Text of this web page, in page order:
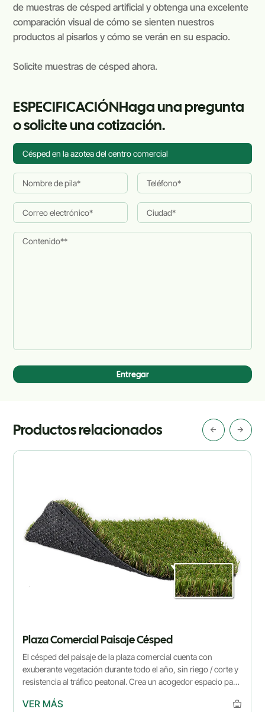
de muestras de césped artificial y obtenga una excelente
comparación visual de cómo se sienten nuestros
productos al pisarlos y cómo se verán en su espacio.
Solicite muestras de césped ahora.
ESPECIFICACIÓNHaga una pregunta
o solicite una cotización.
Entregar
Productos relacionados
Plaza Comercial Paisaje Césped
El césped del paisaje de la plaza comercial cuenta con
exuberante vegetación durante todo el año, sin riego / corte y
resistencia al tráfico peatonal. Crea un acogedor espacio para
esfuerzo.
VER MÁS